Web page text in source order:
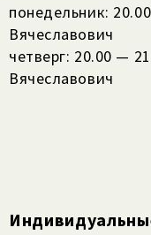
понедельник:
Вячеславович
четверг: 20.00 —
Вячеславович